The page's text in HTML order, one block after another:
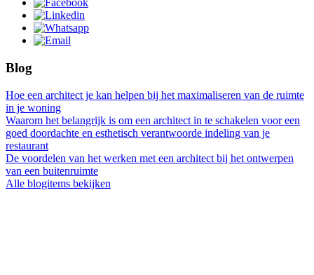
Blog
Hoe een architect je kan helpen bij het maximaliseren van de ruimte
in je woning
Waarom het belangrijk is om een architect in te schakelen voor een
goed doordachte en esthetisch verantwoorde indeling van je
restaurant
De voordelen van het werken met een architect bij het ontwerpen
van een buitenruimte
Alle blogitems bekijken